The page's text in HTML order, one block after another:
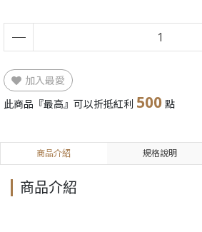
加入最愛
此商品『最高』可以折抵紅利 500 點
商品介紹 規格說明
商品介紹